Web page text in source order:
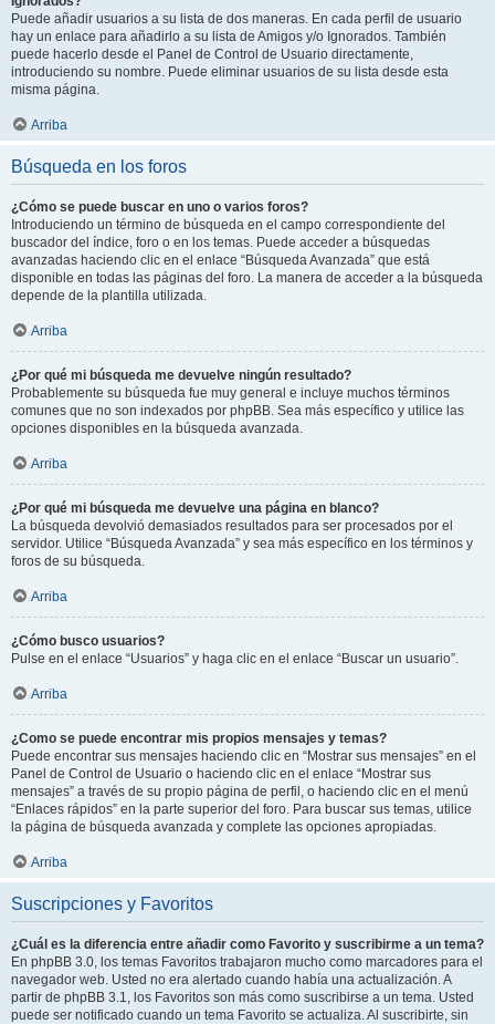
Puede añadir usuarios a su lista de dos maneras. En cada perfil de usuario
hay un enlace para añadirlo a su lista de Amigos y/o Ignorados. También
puede hacerlo desde el Panel de Control de Usuario directamente,
introduciendo su nombre. Puede eliminar usuarios de su lista desde esta
misma página.
Arriba
Búsqueda en los foros
¿Cómo se puede buscar en uno o varios foros?
Introduciendo un término de búsqueda en el campo correspondiente del
buscador del índice, foro o en los temas. Puede acceder a búsquedas
avanzadas haciendo clic en el enlace “Búsqueda Avanzada” que está
disponible en todas las páginas del foro. La manera de acceder a la búsqueda
depende de la plantilla utilizada.
Arriba
¿Por qué mi búsqueda me devuelve ningún resultado?
Probablemente su búsqueda fue muy general e incluye muchos términos
comunes que no son indexados por phpBB. Sea más específico y utilice las
opciones disponibles en la búsqueda avanzada.
Arriba
¿Por qué mi búsqueda me devuelve una página en blanco?
La búsqueda devolvió demasiados resultados para ser procesados por el
servidor. Utilice “Búsqueda Avanzada” y sea más específico en los términos y
foros de su búsqueda.
Arriba
¿Cómo busco usuarios?
Pulse en el enlace “Usuarios” y haga clic en el enlace “Buscar un usuario”.
Arriba
¿Como se puede encontrar mis propios mensajes y temas?
Puede encontrar sus mensajes haciendo clic en “Mostrar sus mensajes” en el
Panel de Control de Usuario o haciendo clic en el enlace “Mostrar sus
mensajes” a través de su propio página de perfil, o haciendo clic en el menú
“Enlaces rápidos” en la parte superior del foro. Para buscar sus temas, utilice
la página de búsqueda avanzada y complete las opciones apropiadas.
Arriba
Suscripciones y Favoritos
¿Cuál es la diferencia entre añadir como Favorito y suscribirme a un tema?
En phpBB 3.0, los temas Favoritos trabajaron mucho como marcadores para el
navegador web. Usted no era alertado cuando había una actualización. A
partir de phpBB 3.1, los Favoritos son más como suscribirse a un tema. Usted
puede ser notificado cuando un tema Favorito se actualiza. Al suscribirte, sin